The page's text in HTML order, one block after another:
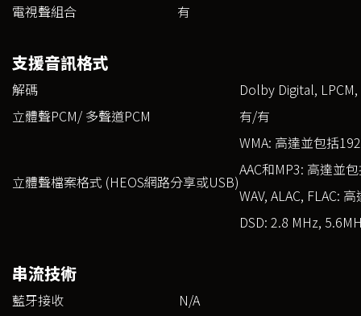
電視聲組合
有
支援音訊格式
解碼
Dolby Digital, LPCM,
立體聲PCM/ 多聲道PCM
有/有
立體聲檔案格式 (HEOS網路分享或USB)
WMA: 高達並包括
AAC和MP3: 高達並
WAV, ALAC, FLAC:
DSD: 2.8 MHz,
串流技術
藍牙接收
N/A